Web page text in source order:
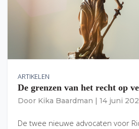
ARTIKELEN
De grenzen van het recht op
Door Kika Baardman 14 juni
De twee nieuwe advocaten voor